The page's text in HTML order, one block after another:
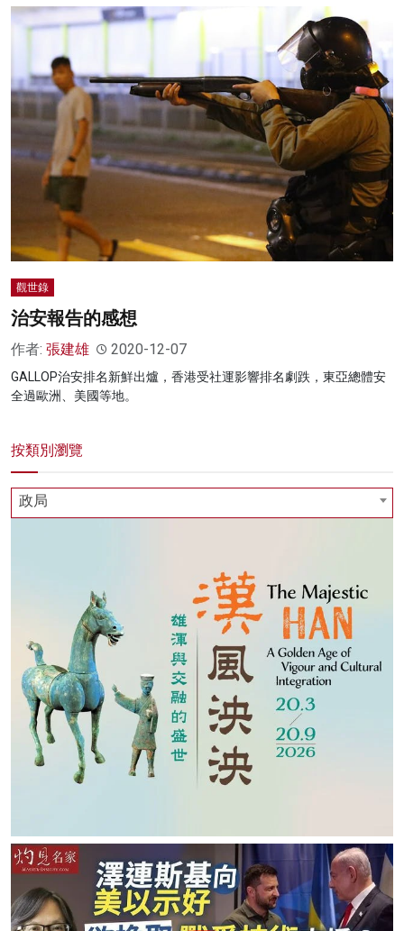
觀世錄
治安報告的感想
作者: 張建雄 2020-12-07
GALLOP治安排名新鮮出爐，香港受社運影響排名劇跌，東亞總體安
全過歐洲、美國等地。
按類別瀏覽
政局